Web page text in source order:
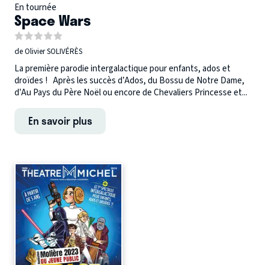
En tournée
Space Wars
de Olivier SOLIVÉRÈS
La première parodie intergalactique pour enfants, ados et
droïdes ! Après les succès d’Ados, du Bossu de Notre Dame,
d’Au Pays du Père Noël ou encore de Chevaliers Princesse et...
En savoir plus